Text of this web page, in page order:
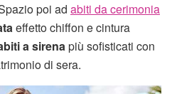
poi ad abiti da cerimonia
effetto chiffon e cintura
a sirenapiù sofisticati con
di sera.